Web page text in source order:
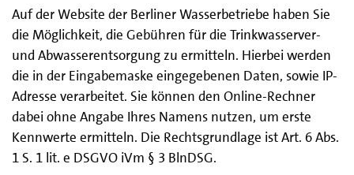
Auf der Website der Berliner Wasserbetriebe haben Sie
die Möglichkeit, die Gebühren für die Trinkwasserver-
und Abwasserentsorgung zu ermitteln. Hierbei werden
die in der Eingabemaske eingegebenen Daten, sowie IP-
Adresse verarbeitet. Sie können den Online-Rechner
dabei ohne Angabe Ihres Namens nutzen, um erste
Kennwerte ermitteln. Die Rechtsgrundlage ist Art. 6 Abs.
1 S. 1 lit. e DSGVO iVm § 3 BlnDSG.